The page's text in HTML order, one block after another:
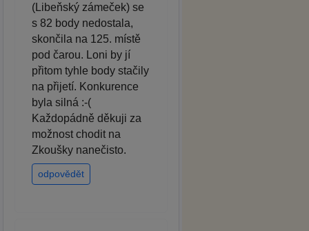
(Libeňský zámeček) se
s 82 body nedostala,
skončila na 125. místě
pod čarou. Loni by jí
přitom tyhle body stačily
na přijetí. Konkurence
byla silná :-(
Každopádně děkuji za
možnost chodit na
Zkoušky nanečisto.
odpovědět